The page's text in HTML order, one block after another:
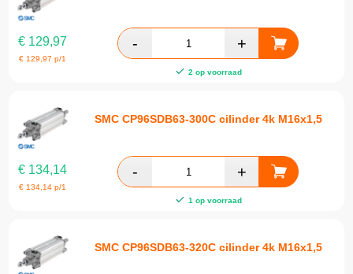
€ 129,97
€ 129,97 p/1
2 op voorraad
SMC CP96SDB63-300C cilinder 4k M16x1,5
€ 134,14
€ 134,14 p/1
1 op voorraad
SMC CP96SDB63-320C cilinder 4k M16x1,5